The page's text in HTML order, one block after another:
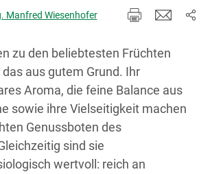
Manfred Wiesenhofer
zu den beliebtesten Früchten
aus gutem Grund. Ihr
Aroma, die feine Balance aus
sowie ihre Vielseitigkeit machen
Genussboten des
sind sie
wertvoll: reich an